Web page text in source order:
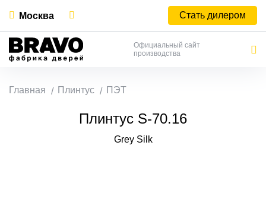
Москва Стать дилером
Официальный сайт
производства
Главная Плинтус ПЭТ
Плинтус S-70.16
Grey Silk